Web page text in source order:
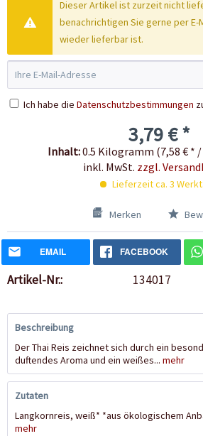
Dieser Artikel ist zurzeit nicht
benachrichtigen Sie gerne per E-
wieder lieferbar ist.
Ich habe die Datenschutzbestimmungen
3,79 € *
Inhalt:0.5 Kilogramm (7,58 € *
inkl. MwSt. zzgl.
Lieferzeit ca. 3
Merken
EMAIL FACEBOOK
Artikel-Nr.: 134017
Beschreibung
Der Thai Reis zeichnet sich durch ein
duftendes Aroma und ein weißes... mehr
Zutaten
Langkornreis, weiß* *aus ökologischem
mehr